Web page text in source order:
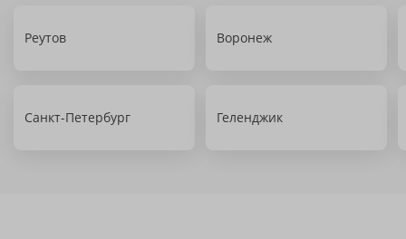
Реутов Воронеж
Санкт-Петербург Геленджик